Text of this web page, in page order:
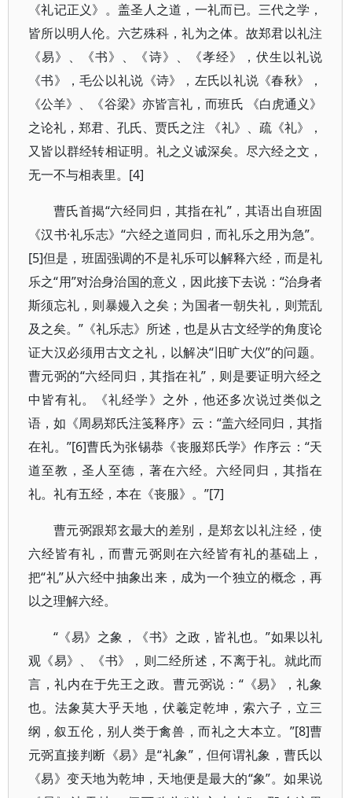
《礼记正义》。盖圣人之道，一礼而已。三代之学，
皆所以明人伦。六艺殊科，礼为之体。故郑君以礼注
《易》、《书》、《诗》、《孝经》，伏生以礼说
《书》，毛公以礼说《诗》，左氏以礼说《春秋》，
《公羊》、《谷梁》亦皆言礼，而班氏 《白虎通义》
之论礼，郑君、孔氏、贾氏之注 《礼》、疏《礼》，
又皆以群经转相证明。礼之义诚深矣。尽六经之文，
无一不与相表里。[4]
曹氏首揭“六经同归，其指在礼”，其语出自班固
《汉书·礼乐志》“六经之道同归，而礼乐之用为急”。
[5]但是，班固强调的不是礼乐可以解释六经，而是礼
乐之“用”对治身治国的意义，因此接下去说：“治身者
斯须忘礼，则暴嫚入之矣；为国者一朝失礼，则荒乱
及之矣。”《礼乐志》所述，也是从古文经学的角度论
证大汉必须用古文之礼，以解决“旧旷大仪”的问题。
曹元弼的“六经同归，其指在礼”，则是要证明六经之
中皆有礼。《礼经学》之外，他还多次说过类似之
语，如《周易郑氏注笺释序》云：“盖六经同归，其指
在礼。”[6]曹氏为张锡恭《丧服郑氏学》作序云：“天
道至教，圣人至德，著在六经。六经同归，其指在
礼。礼有五经，本在《丧服》。”[7]
曹元弼跟郑玄最大的差别，是郑玄以礼注经，使
六经皆有礼，而曹元弼则在六经皆有礼的基础上，
把“礼”从六经中抽象出来，成为一个独立的概念，再
以之理解六经。
“《易》之象，《书》之政，皆礼也。”如果以礼
观《易》、《书》，则二经所述，不离于礼。就此而
言，礼内在于先王之政。曹元弼说：“《易》，礼象
也。法象莫大乎天地，伏羲定乾坤，索六子，立三
纲，叙五伦，别人类于禽兽，而礼之大本立。”[8]曹
元弼直接判断《易》是“礼象”，但何谓礼象，曹氏以
《易》变天地为乾坤，天地便是最大的“象”。如果说